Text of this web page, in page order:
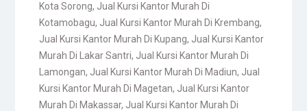
Kota Sorong, Jual Kursi Kantor Murah Di
Kotamobagu, Jual Kursi Kantor Murah Di Krembang,
Jual Kursi Kantor Murah Di Kupang, Jual Kursi Kantor
Murah Di Lakar Santri, Jual Kursi Kantor Murah Di
Lamongan, Jual Kursi Kantor Murah Di Madiun, Jual
Kursi Kantor Murah Di Magetan, Jual Kursi Kantor
Murah Di Makassar, Jual Kursi Kantor Murah Di